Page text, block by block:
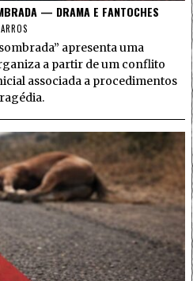
— DRAMA E FANTOCHES
apresenta uma
a partir de um conflito
associada a procedimentos